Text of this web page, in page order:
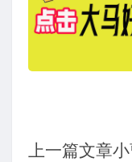
上一篇文章